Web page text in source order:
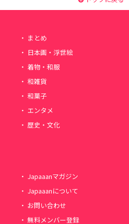
まとめ
日本画・浮世絵
着物・和服
和雑貨
和菓子
エンタメ
歴史・文化
Japaaanマガジン
Japaaanについて
お問い合わせ
無料メンバー登録